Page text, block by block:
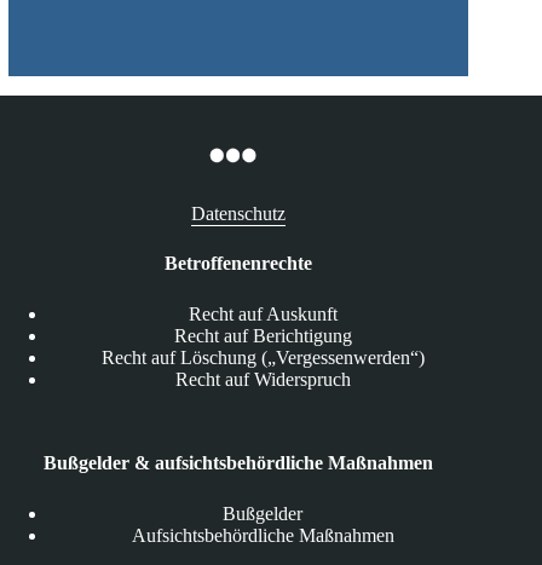
Datenschutz
Betroffenenrechte
Recht auf Auskunft
Recht auf Berichtigung
Recht auf Löschung („Vergessenwerden“)
Recht auf Widerspruch
Bußgelder & aufsichtsbehördliche Maßnahmen
Bußgelder
Aufsichtsbehördliche Maßnahmen